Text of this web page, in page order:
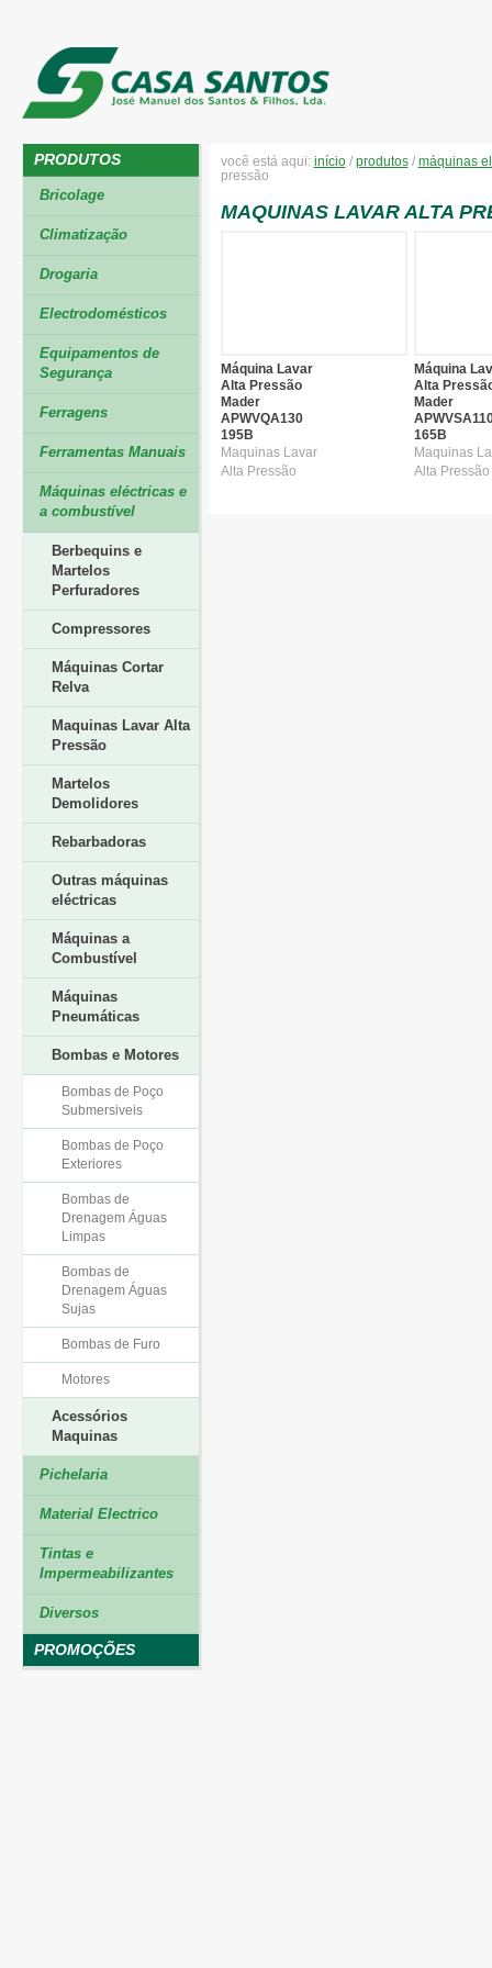
PRODUTOS
Bricolage
Climatização
Drogaria
Electrodomésticos
Equipamentos de
Segurança
Ferragens
Ferramentas Manuais
Máquinas eléctricas e
a combustível
Berbequins e
Martelos
Perfuradores
Compressores
Máquinas Cortar
Relva
Maquinas Lavar Alta
Pressão
Martelos
Demolidores
Rebarbadoras
Outras máquinas
eléctricas
Máquinas a
Combustível
Máquinas
Pneumáticas
Bombas e Motores
Bombas de Poço
Submersiveis
Bombas de Poço
Exteriores
Bombas de
Drenagem Águas
Limpas
Bombas de
Drenagem Águas
Sujas
Bombas de Furo
Motores
Acessórios
Maquinas
Pichelaria
Material Electrico
Tintas e
Impermeabilizantes
Diversos
PROMOÇÕES
você está aqui: início/ produtos/ máquinas
pressão
MAQUINAS LAVAR ALTA
Máquina Lavar
Alta Pressão
Mader
APWVQA130
195B
Maquinas Lavar
Alta Pressão
Máquina
Alta
Mader
165B
Maquinas
Alta Pressão